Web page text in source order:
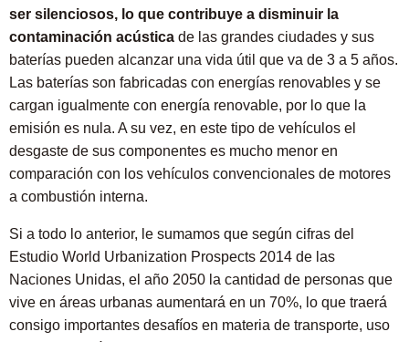
ser silenciosos, lo que contribuye a disminuir la
contaminación acústica de las grandes ciudades y sus
baterías pueden alcanzar una vida útil que va de 3 a 5 años.
Las baterías son fabricadas con energías renovables y se
cargan igualmente con energía renovable, por lo que la
emisión es nula. A su vez, en este tipo de vehículos el
desgaste de sus componentes es mucho menor en
comparación con los vehículos convencionales de motores
a combustión interna.
Si a todo lo anterior, le sumamos que según cifras del
Estudio World Urbanization Prospects 2014 de las
Naciones Unidas, el año 2050 la cantidad de personas que
vive en áreas urbanas aumentará en un 70%, lo que traerá
consigo importantes desafíos en materia de transporte, uso